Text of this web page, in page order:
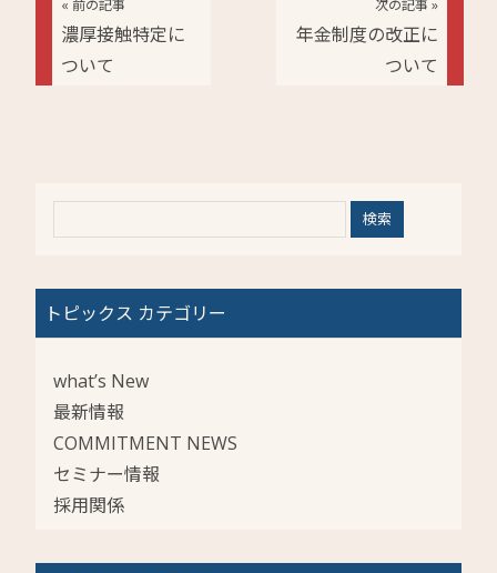
« 前の記事
濃厚接触特定に
ついて
次の記事 »
年金制度の改正に
ついて
トピックス カテゴリー
what’s New
最新情報
COMMITMENT NEWS
セミナー情報
採用関係